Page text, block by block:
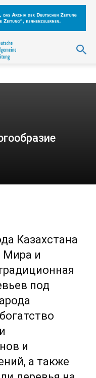
Казахстана
Мира и
под
и
а также